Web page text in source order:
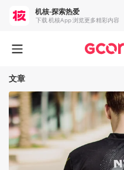
文章
机核-探索热爱
下载 机核App 浏览更多精彩内容